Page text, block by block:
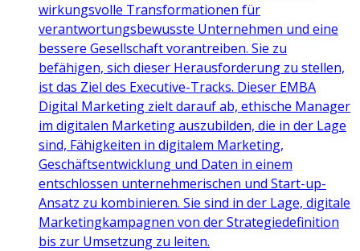
wirkungsvolle Transformationen für
verantwortungsbewusste Unternehmen und eine
bessere Gesellschaft vorantreiben. Sie zu
befähigen, sich dieser Herausforderung zu stellen,
ist das Ziel des Executive-Tracks. Dieser EMBA
Digital Marketing zielt darauf ab, ethische Manager
im digitalen Marketing auszubilden, die in der Lage
sind, Fähigkeiten in digitalem Marketing,
Geschäftsentwicklung und Daten in einem
entschlossen unternehmerischen und Start-up-
Ansatz zu kombinieren. Sie sind in der Lage, digitale
Marketingkampagnen von der Strategiedefinition
bis zur Umsetzung zu leiten.